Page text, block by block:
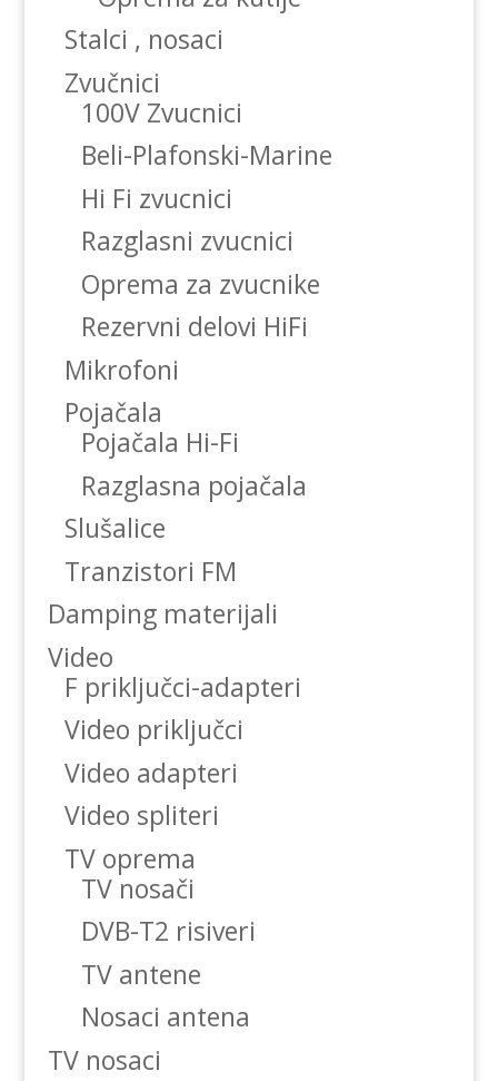
Stalci , nosaci
Zvučnici
100V Zvucnici
Beli-Plafonski-Marine
Hi Fi zvucnici
Razglasni zvucnici
Oprema za zvucnike
Rezervni delovi HiFi
Mikrofoni
Pojačala
Pojačala Hi-Fi
Razglasna pojačala
Slušalice
Tranzistori FM
Damping materijali
Video
F priključci-adapteri
Video priključci
Video adapteri
Video spliteri
TV oprema
TV nosači
DVB-T2 risiveri
TV antene
Nosaci antena
TV nosaci